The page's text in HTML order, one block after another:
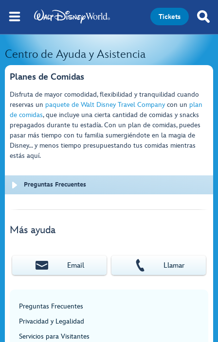
Tickets
Centro de Ayuda y Asistencia
Planes de Comidas
Disfruta de mayor comodidad, flexibilidad y tranquilidad cuando
reservas un paquete de Walt Disney Travel Company con un plan
de comidas, que incluye una cierta cantidad de comidas y snacks
prepagados durante tu estadía. Con un plan de comidas, puedes
pasar más tiempo con tu familia sumergiéndote en la magia de
Disney… y menos tiempo presupuestando tus comidas mientras
estás aquí.
Preguntas Frecuentes
Más ayuda
Email Llamar
Preguntas Frecuentes
Privacidad y Legalidad
Servicios para Visitantes